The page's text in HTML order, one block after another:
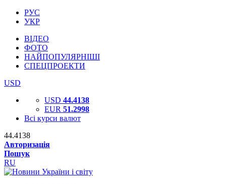
РУС
УКР
ВІДЕО
ФОТО
НАЙПОПУЛЯРНІШІ
СПЕЦПРОЕКТИ
USD
USD 44.4138
EUR 51.2998
Всі курси валют
44.4138
Авторизація
Пошук
RU